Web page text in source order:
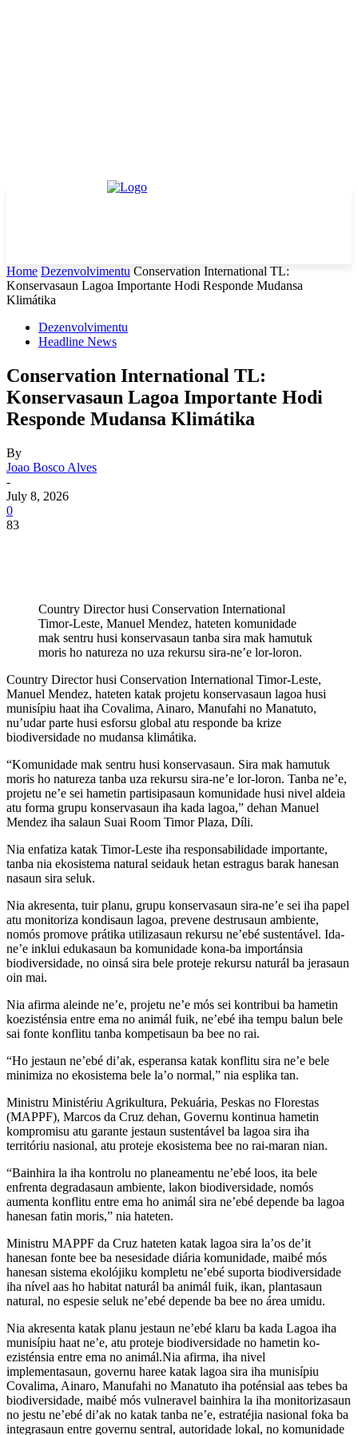
Home Dezenvolvimentu Conservation International TL:
Konservasaun Lagoa Importante Hodi Responde Mudansa
Klimátika
Dezenvolvimentu
Headline News
Conservation International TL:
Konservasaun Lagoa Importante Hodi
Responde Mudansa Klimátika
By
Joao Bosco Alves
-
July 8, 2026
0
83
Country Director husi Conservation International
Timor-Leste, Manuel Mendez, hateten komunidade
mak sentru husi konservasaun tanba sira mak hamutuk
moris ho natureza no uza rekursu sira-ne’e lor-loron.
Country Director husi Conservation International Timor-Leste,
Manuel Mendez, hateten katak projetu konservasaun lagoa husi
munisípiu haat iha Covalima, Ainaro, Manufahi no Manatuto,
nu’udar parte husi esforsu global atu responde ba krize
biodiversidade no mudansa klimátika.
“Komunidade mak sentru husi konservasaun. Sira mak hamutuk
moris ho natureza tanba uza rekursu sira-ne’e lor-loron. Tanba ne’e,
projetu ne’e sei hametin partisipasaun komunidade husi nivel aldeia
atu forma grupu konservasaun iha kada lagoa,” dehan Manuel
Mendez iha salaun Suai Room Timor Plaza, Díli.
Nia enfatiza katak Timor-Leste iha responsabilidade importante,
tanba nia ekosistema natural seidauk hetan estragus barak hanesan
nasaun sira seluk.
Nia akresenta, tuir planu, grupu konservasaun sira-ne’e sei iha papel
atu monitoriza kondisaun lagoa, prevene destrusaun ambiente,
nomós promove prátika utilizasaun rekursu ne’ebé sustentável. Ida-
ne’e inklui edukasaun ba komunidade kona-ba importánsia
biodiversidade, no oinsá sira bele proteje rekursu naturál ba jerasaun
oin mai.
Nia afirma aleinde ne’e, projetu ne’e mós sei kontribui ba hametin
koezisténsia entre ema no animál fuik, ne’ebé iha tempu balun bele
sai fonte konflitu tanba kompetisaun ba bee no rai.
“Ho jestaun ne’ebé di’ak, esperansa katak konflitu sira ne’e bele
minimiza no ekosistema bele la’o normal,” nia esplika tan.
Ministru Ministériu Agrikultura, Pekuária, Peskas no Florestas
(MAPPF), Marcos da Cruz dehan, Governu kontinua hametin
kompromisu atu garante jestaun sustentável ba lagoa sira iha
territóriu nasional, atu proteje ekosistema bee no rai-maran nian.
“Bainhira la iha kontrolu no planeamentu ne’ebé loos, ita bele
enfrenta degradasaun ambiente, lakon biodiversidade, nomós
aumenta konflitu entre ema ho animál sira ne’ebé depende ba lagoa
hanesan fatin moris,” nia hateten.
Ministru MAPPF da Cruz hateten katak lagoa sira la’os de’it
hanesan fonte bee ba nesesidade diária komunidade, maibé mós
hanesan sistema ekolójiku kompletu ne’ebé suporta biodiversidade
iha nível aas ho habitat naturál ba animál fuik, ikan, plantasaun
natural, no espesie seluk ne’ebé depende ba bee no área umidu.
Nia akresenta katak planu jestaun ne’ebé klaru ba kada Lagoa iha
munisípiu haat ne’e, atu proteje biodiversidade no hametin ko-
ezisténsia entre ema no animál.Nia afirma, iha nivel
implementasaun, governu haree katak lagoa sira iha munisípiu
Covalima, Ainaro, Manufahi no Manatuto iha poténsial aas tebes ba
biodiversidade, maibé mós vulneravel bainhira la iha monitorizasaun
no jestu ne’ebé di’ak no katak tanba ne’e, estratéjia nasional foka ba
integrasaun entre governu sentral, autoridade lokal, no komunidade